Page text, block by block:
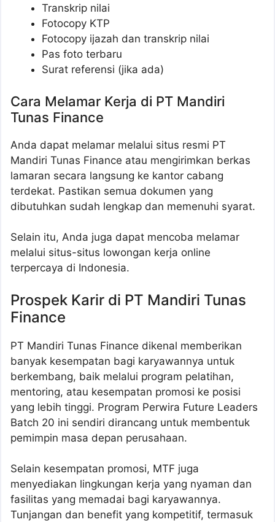
Transkrip nilai
Fotocopy KTP
Fotocopy ijazah dan transkrip nilai
Pas foto terbaru
Surat referensi (jika ada)
Cara Melamar Kerja di PT Mandiri
Tunas Finance
Anda dapat melamar melalui situs resmi PT
Mandiri Tunas Finance atau mengirimkan berkas
lamaran secara langsung ke kantor cabang
terdekat. Pastikan semua dokumen yang
dibutuhkan sudah lengkap dan memenuhi syarat.
Selain itu, Anda juga dapat mencoba melamar
melalui situs-situs lowongan kerja online
terpercaya di Indonesia.
Prospek Karir di PT Mandiri Tunas
Finance
PT Mandiri Tunas Finance dikenal memberikan
banyak kesempatan bagi karyawannya untuk
berkembang, baik melalui program pelatihan,
mentoring, atau kesempatan promosi ke posisi
yang lebih tinggi. Program Perwira Future Leaders
Batch 20 ini sendiri dirancang untuk membentuk
pemimpin masa depan perusahaan.
Selain kesempatan promosi, MTF juga
menyediakan lingkungan kerja yang nyaman dan
fasilitas yang memadai bagi karyawannya.
Tunjangan dan benefit yang kompetitif, termasuk